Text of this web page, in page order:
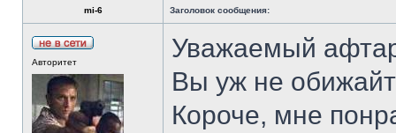
mi-6 Заголовок сообщения:
Авторитет
Уважаемый
Вы уж не
Короче, мне